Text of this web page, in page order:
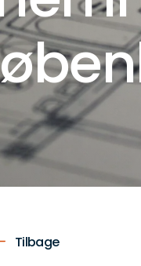
Tilbage